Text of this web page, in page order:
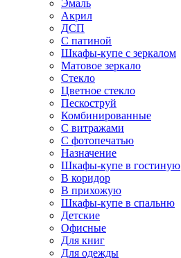
Эмаль
Акрил
ДСП
С патиной
Шкафы-купе с зеркалом
Матовое зеркало
Стекло
Цветное стекло
Пескоструй
Комбинированные
С витражами
С фотопечатью
Назначение
Шкафы-купе в гостиную
В коридор
В прихожую
Шкафы-купе в спальню
Детские
Офисные
Для книг
Для одежды